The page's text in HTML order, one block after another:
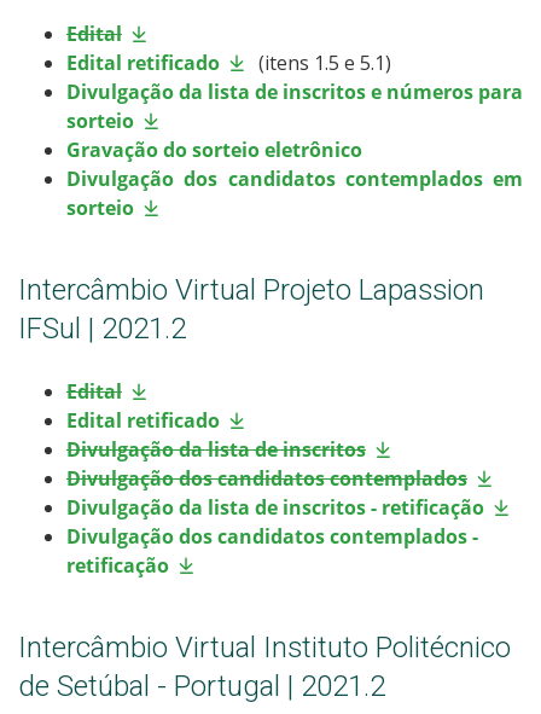
Edital
Edital retificado
(itens 1.5 e 5.1)
Divulgação da lista de inscritos e números para
sorteio
Gravação do sorteio eletrônico
Divulgação dos candidatos contemplados em
sorteio
Intercâmbio Virtual Projeto Lapassion
IFSul | 2021.2
Edital
Edital retificado
Divulgação da lista de inscritos
Divulgação dos candidatos contemplados
Divulgação da lista de inscritos - retificação
Divulgação dos candidatos contemplados -
retificação
Intercâmbio Virtual Instituto Politécnico
de Setúbal - Portugal | 2021.2